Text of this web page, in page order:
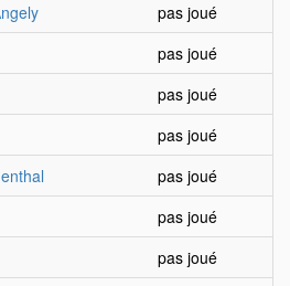
pas joué
pas joué
pas joué
pas joué
pas joué
pas joué
pas joué